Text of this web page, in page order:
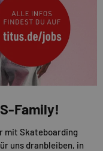
Family!
mit Skateboarding
uns dranbleiben, in